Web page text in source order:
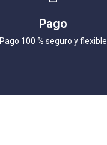
Pago
Pago 100 % seguro y flexible